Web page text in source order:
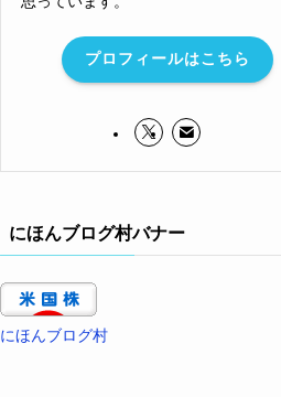
プロフィールはこちら
にほんブログ村バナー
にほんブログ村